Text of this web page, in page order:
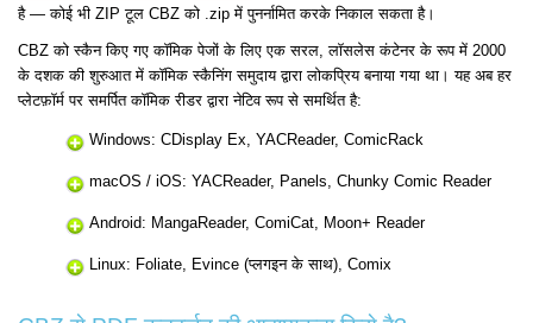
है — कोई भी ZIP टूल CBZ को .zip में पुनर्नामित करके निकाल सकता है।
CBZ को स्कैन किए गए कॉमिक पेजों के लिए एक सरल, लॉसलेस कंटेनर के रूप में 2000
के दशक की शुरुआत में कॉमिक स्कैनिंग समुदाय द्वारा लोकप्रिय बनाया गया था। यह अब हर
प्लेटफ़ॉर्म पर समर्पित कॉमिक रीडर द्वारा नेटिव रूप से समर्थित है:
Windows: CDisplay Ex, YACReader, ComicRack
macOS / iOS: YACReader, Panels, Chunky Comic Reader
Android: MangaReader, ComiCat, Moon+ Reader
Linux: Foliate, Evince (प्लगइन के साथ), Comix